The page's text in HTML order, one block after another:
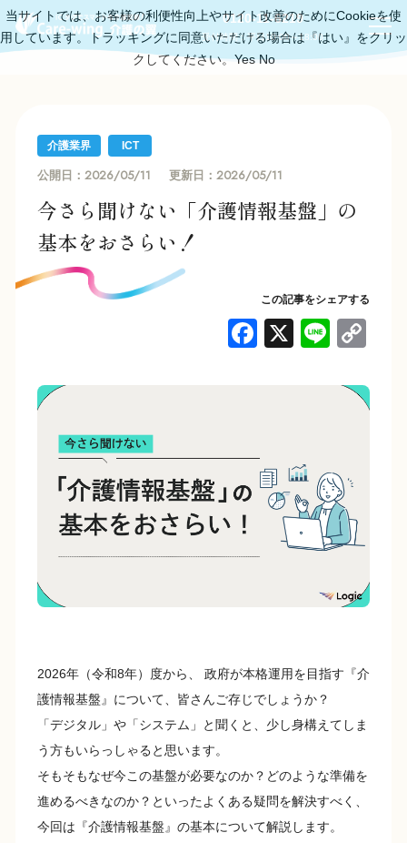
0120-11-6219
受付時間：平日10:00～18:00
介護業界 ICT
公開日： 2026/05/11 更新日： 2026/05/11
今さら聞けない「介護情報基盤」の
基本をおさらい！
この記事をシェアする
F
o
o
k
X Li
e
2026年（令和8年）度から、 政府が本格運用を目指す『介
護情報基盤』について、皆さんご存じでしょうか？
「デジタル」や「システム」と聞くと、少し身構えてしま
う方もいらっしゃると思います。
そもそもなぜ今この基盤が必要なのか？どのような準備を
進めるべきなのか？といったよくある疑問を解決すべく、
今回は『介護情報基盤』の基本について解説します。
当サイトでは、お客様の利便性向上やサイト改善のためにCookieを使
用しています。トラッキングに同意いただける場合は『はい』をクリッ
クしてください。Yes No